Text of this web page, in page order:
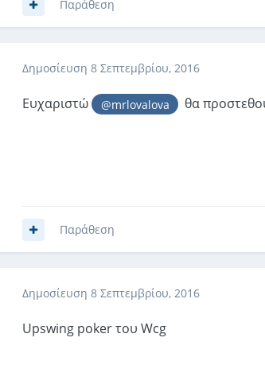
Παράθεση
Δημοσίευση 8 Σεπτεμβρίου, 2016
Ευχαριστώ @mrlovalova θα
Παράθεση
Δημοσίευση 8 Σεπτεμβρίου, 2016
Upswing poker του Wcg